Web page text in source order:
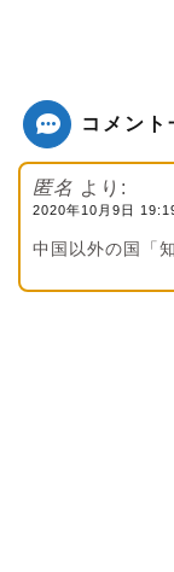
コメント
匿名 より:
2020年10月9日
中国以外の国「